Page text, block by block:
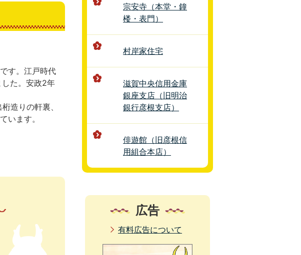
す。江戸時代
た。安政2年
造りの軒裏、
います。
宗安寺（本堂・鐘
楼・表門）
村岸家住宅
滋賀中央信用金庫
銀座支店（旧明治
銀行彦根支店）
俳遊館（旧彦根信
用組合本店）
広告
有料広告について